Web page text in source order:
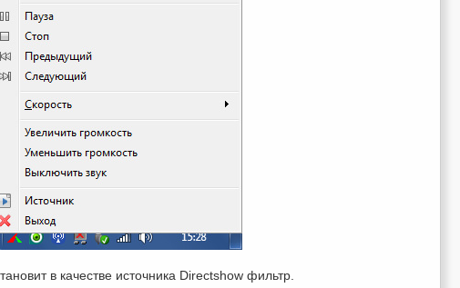
в качестве источника Directshow фильтр.